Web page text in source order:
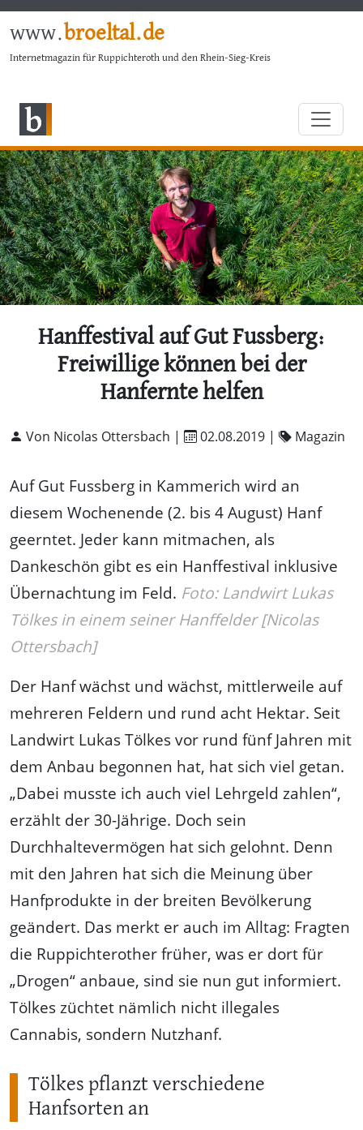
www.broeltal.de
Internetmagazin für Ruppichteroth und den Rhein-Sieg-Kreis
Hanffestival auf Gut Fussberg:
Freiwillige können bei der
Hanfernte helfen
Von Nicolas Ottersbach | 02.08.2019 | Magazin
Auf Gut Fussberg in Kammerich wird an
diesem Wochenende (2. bis 4 August) Hanf
geerntet. Jeder kann mitmachen, als
Dankeschön gibt es ein Hanffestival inklusive
Übernachtung im Feld. Foto: Landwirt Lukas
Tölkes in einem seiner Hanffelder [Nicolas
Ottersbach]
Der Hanf wächst und wächst, mittlerweile auf
mehreren Feldern und rund acht Hektar. Seit
Landwirt Lukas Tölkes vor rund fünf Jahren mit
dem Anbau begonnen hat, hat sich viel getan.
„Dabei musste ich auch viel Lehrgeld zahlen“,
erzählt der 30-Jährige. Doch sein
Durchhaltevermögen hat sich gelohnt. Denn
mit den Jahren hat sich die Meinung über
Hanfprodukte in der breiten Bevölkerung
geändert. Das merkt er auch im Alltag: Fragten
die Ruppichterother früher, was er dort für
„Drogen“ anbaue, sind sie nun gut informiert.
Tölkes züchtet nämlich nicht illegales
Cannabis, sondern Nutzhanf.
Tölkes pflanzt verschiedene
Hanfsorten an